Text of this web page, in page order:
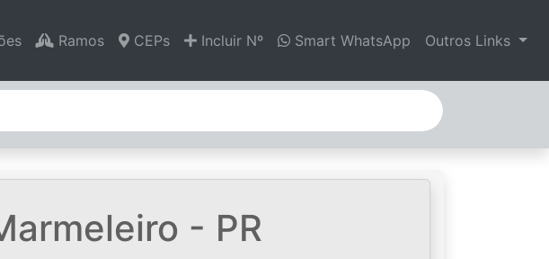
Ramos CEPs Incluir Nº Smart WhatsApp Outros Links
- PR